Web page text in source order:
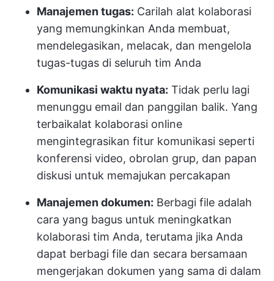
Manajemen tugas: Carilah alat kolaborasi
yang memungkinkan Anda membuat,
mendelegasikan, melacak, dan mengelola
tugas-tugas di seluruh tim Anda
Komunikasi waktu nyata: Tidak perlu lagi
menunggu email dan panggilan balik. Yang
terbaikalat kolaborasi online
mengintegrasikan fitur komunikasi seperti
konferensi video, obrolan grup, dan papan
diskusi untuk memajukan percakapan
Manajemen dokumen: Berbagi file adalah
cara yang bagus untuk meningkatkan
kolaborasi tim Anda, terutama jika Anda
dapat berbagi file dan secara bersamaan
mengerjakan dokumen yang sama di dalam